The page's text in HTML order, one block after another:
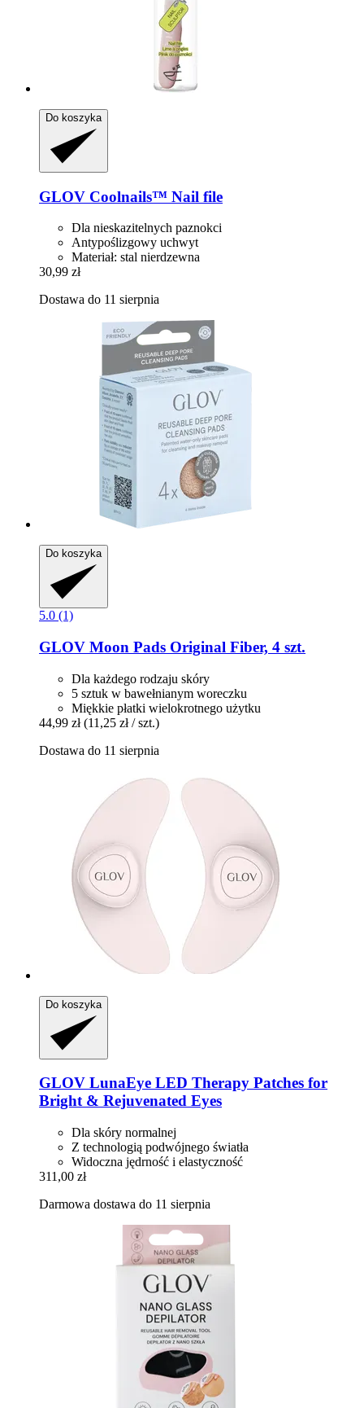
Do koszyka
GLOV Coolnails™ Nail file
Dla nieskazitelnych paznokci
Antypoślizgowy uchwyt
Materiał: stal nierdzewna
30,99 zł
Dostawa do 11 sierpnia
Do koszyka
5.0 (1)
GLOV Moon Pads Original Fiber, 4 szt.
Dla każdego rodzaju skóry
5 sztuk w bawełnianym woreczku
Miękkie płatki wielokrotnego użytku
44,99 zł (11,25 zł / szt.)
Dostawa do 11 sierpnia
Do koszyka
GLOV LunaEye LED Therapy Patches for
Bright & Rejuvenated Eyes
Dla skóry normalnej
Z technologią podwójnego światła
Widoczna jędrność i elastyczność
311,00 zł
Darmowa dostawa do 11 sierpnia